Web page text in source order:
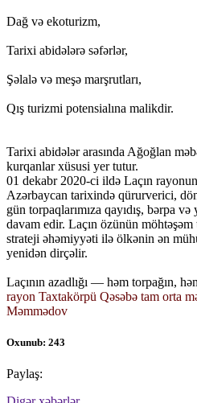
Dağ və ekoturizm,
Tarixi abidələrə səfərlər,
Şəlalə və meşə marşrutları,
Qış turizmi potensialına malikdir.
Tarixi abidələr arasında Ağoğlan
kurqanlar xüsusi yer tutur.
01 dekabr 2020-ci ildə Laçın
Azərbaycan tarixində qürurverici,
gün torpaqlarımıza qayıdış, bərpa
davam edir. Laçın özünün
strateji əhəmiyyəti ilə ölkənin ən
yenidən dirçəlir.
Laçının azadlığı — həm torpağın,
rayon Taxtakörpü Qəsəbə tam orta
Məmmədov
Oxunub: 243
Paylaş: